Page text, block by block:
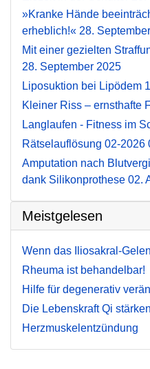
»Kranke Hände
erheblich!« 28.
Mit einer gezielten
28. September 2025
Liposuktion bei Lipödem
Kleiner Riss – ernsthafte
Langlaufen - Fitness im
Rätselauflösung 02-2026
Amputation nach
dank Silikonprothese 02.
Meistgelesen
Wenn das Iliosakral-
Rheuma ist behandelbar!
Hilfe für degenerativ
Die Lebenskraft Qi stärken
Herzmuskelentzündung